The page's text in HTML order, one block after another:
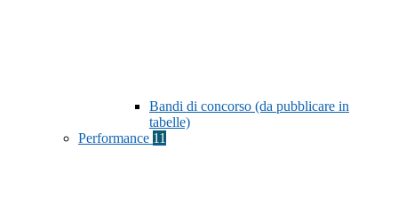
Bandi di concorso (da pubblicare in
tabelle)
Performance 11